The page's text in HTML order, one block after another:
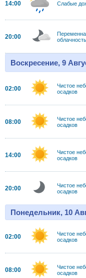
14:00 Слабые
20:00
облачность
Воскресение, 9
02:00
Чистое
осадков
08:00
Чистое
осадков
14:00
Чистое
осадков
20:00
Чистое
осадков
Понедельник, 10
02:00
Чистое
осадков
08:00
Чистое
осадков